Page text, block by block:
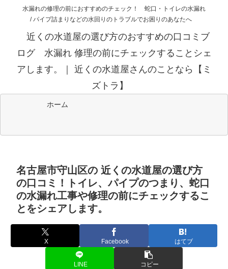
水漏れの修理の前におすすめのチェック！ 蛇口・トイレの水漏れ
/ パイプ詰まりなどの水回りのトラブルでお困りのあなたへ
近くの水道屋の選び方のおすすめの口コミブ
ログ 水漏れ 修理の前にチェックすることシェ
アします。｜ 近くの水道屋さんのことなら【ミ
ズトラ】
ホーム
名古屋市守山区の 近くの水道屋の選び方
の口コミ！トイレ、パイプのつまり、蛇口
の水漏れ工事や修理の前にチェックするこ
とをシェアします。
X Facebook はてブ
LINE コピー